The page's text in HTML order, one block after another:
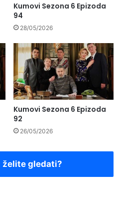
Kumovi Sezona 6 Epizoda
94
28/05/2026
Kumovi Sezona 6 Epizoda
92
26/05/2026
želite gledati?